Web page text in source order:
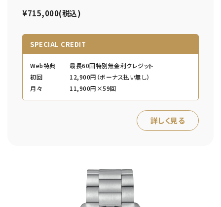
¥715,000(税込)
SPECIAL CREDIT
Web特典
最長60回特別無金利クレジット
初回
12,900円（ボーナス払い無し）
月々
11,900円×59回
詳しく見る